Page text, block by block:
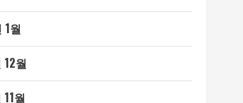
1월
12월
월